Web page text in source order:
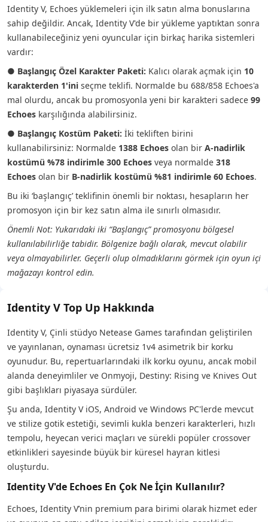
Identity V, Echoes yüklemeleri için ilk satın alma bonuslarına
sahip değildir. Ancak, Identity V'de bir yükleme yaptıktan sonra
kullanabileceğiniz yeni oyuncular için birkaç harika sistemleri
vardır:
● Başlangıç Özel Karakter Paketi: Kalıcı olarak açmak için 10
karakterden 1'ini seçme teklifi. Normalde bu 688/858 Echoes'a
mal olurdu, ancak bu promosyonla yeni bir karakteri sadece 99
Echoes karşılığında alabilirsiniz.
● Başlangıç Kostüm Paketi: İki tekliften birini
kullanabilirsiniz: Normalde 1388 Echoes olan bir A-nadirlik
kostümü %78 indirimle 300 Echoes veya normalde 318
Echoes olan bir B-nadirlik kostümü %81 indirimle 60 Echoes.
Bu iki ‘başlangıç’ teklifinin önemli bir noktası, hesapların her
promosyon için bir kez satın alma ile sınırlı olmasıdır.
Önemli Not: Yukarıdaki iki “Başlangıç” promosyonu bölgesel
kullanılabilirliğe tabidir. Bölgenize bağlı olarak, mevcut olabilir
veya olmayabilirler. Geçerli olup olmadıklarını görmek için oyun içi
mağazayı kontrol edin.
Identity V Top Up Hakkında
Identity V, Çinli stüdyo Netease Games tarafından geliştirilen
ve yayınlanan, oynaması ücretsiz 1v4 asimetrik bir korku
oyunudur. Bu, repertuarlarındaki ilk korku oyunu, ancak mobil
alanda deneyimliler ve Onmyoji, Destiny: Rising ve Knives Out
gibi başlıkları piyasaya sürdüler.
Şu anda, Identity V iOS, Android ve Windows PC'lerde mevcut
ve stilize gotik estetiği, sevimli kukla benzeri karakterleri, hızlı
tempolu, heyecan verici maçları ve sürekli popüler crossover
etkinlikleri sayesinde büyük bir küresel hayran kitlesi
oluşturdu.
Identity V'de Echoes En Çok Ne İçin Kullanılır?
Echoes, Identity V’nin premium para birimi olarak hizmet eder